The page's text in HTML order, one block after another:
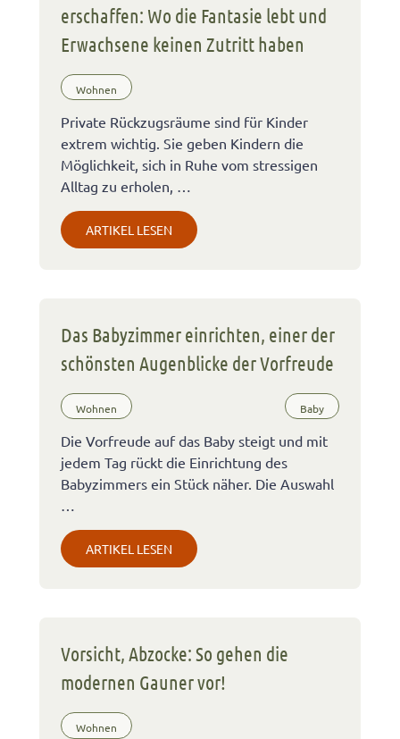
erschaffen: Wo die Fantasie lebt und
Erwachsene keinen Zutritt haben
Wohnen
Private Rückzugsräume sind für Kinder
extrem wichtig. Sie geben Kindern die
Möglichkeit, sich in Ruhe vom stressigen
Alltag zu erholen, …
ARTIKEL LESEN
Das Babyzimmer einrichten, einer der
schönsten Augenblicke der Vorfreude
Wohnen Baby
Die Vorfreude auf das Baby steigt und mit
jedem Tag rückt die Einrichtung des
Babyzimmers ein Stück näher. Die Auswahl
…
ARTIKEL LESEN
Vorsicht, Abzocke: So gehen die
modernen Gauner vor!
Wohnen